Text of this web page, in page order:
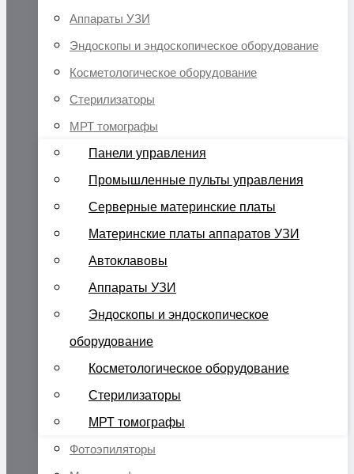
Аппараты УЗИ
Эндоскопы и эндоскопическое оборудование
Косметологическое оборудование
Стерилизаторы
МРТ томографы
Панели управления
Промышленные пульты управления
Серверные материнские платы
Материнские платы аппаратов УЗИ
Автоклавовы
Аппараты УЗИ
Эндоскопы и эндоскопическое
оборудование
Косметологическое оборудование
Стерилизаторы
МРТ томографы
Фотоэпиляторы